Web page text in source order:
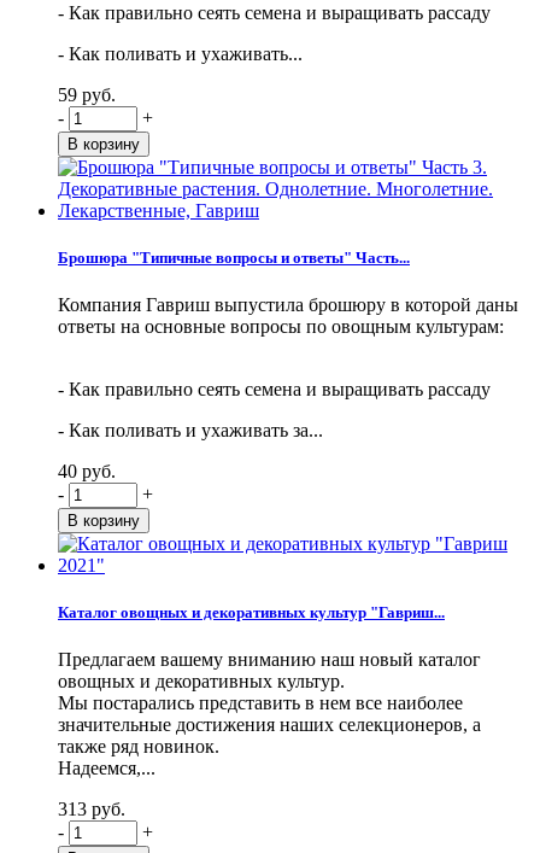
- Как правильно сеять семена и выращивать рассаду
- Как поливать и ухаживать...
59 руб.
-
+
Брошюра "Типичные вопросы и ответы" Часть...
Компания Гавриш выпустила брошюру в которой даны
ответы на основные вопросы по овощным культурам:
- Как правильно сеять семена и выращивать рассаду
- Как поливать и ухаживать за...
40 руб.
-
+
Каталог овощных и декоративных культур "Гавриш...
Предлагаем вашему вниманию наш новый каталог
овощных и декоративных культур.
Мы постарались представить в нем все наиболее
значительные достижения наших селекционеров, а
также ряд новинок.
Надеемся,...
313 руб.
-
+